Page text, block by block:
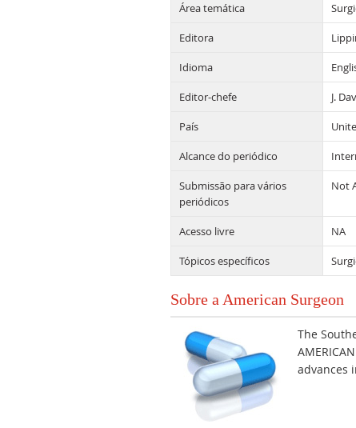
Área temática
Editora
Idioma
Editor-chefe J.
País
Alcance do periódico
Submissão para vários
periódicos
Not
Acesso livre NA
Tópicos específicos
Sobre a American Surgeon
The
advances